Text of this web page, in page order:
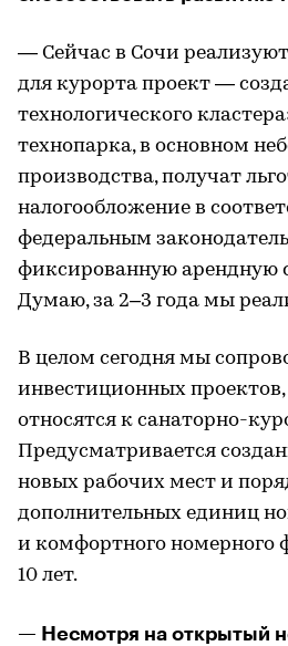
— Сейчас в Сочи
для курорта проект —
технологического
технопарка, в основном
производства, получат
налогообложение в
федеральным
фиксированную арендную
Думаю, за 2–3 года мы
В целом сегодня мы
инвестиционных
относятся к санаторно-
Предусматривается
новых рабочих мест и
дополнительных единиц
и комфортного номерного
10 лет.
— Несмотря на открытый